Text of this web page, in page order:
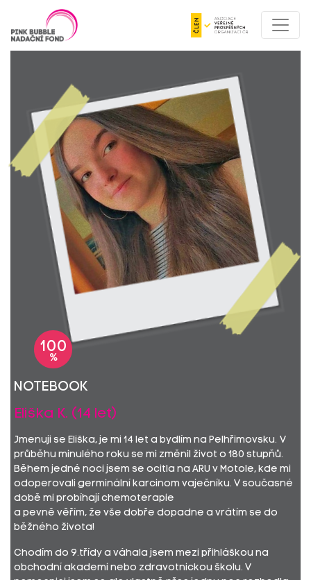
100
%
Notebook
Eliška K. (14 let)
Jmenuji se Eliška, je mi 14 let a bydlím na Pelhřimovsku. V
průběhu minulého roku se mi změnil život o 180 stupňů.
Během jedné noci jsem se ocitla na ARU v Motole, kde mi
odoperovali germinální karcinom vaječníku. V současné
době mi probíhají chemoterapie
a pevně věřím, že vše dobře dopadne a vrátím se do
běžného života!
Chodím do 9.třídy a váhala jsem mezi přihláškou na
obchodní akademi nebo zdravotnickou školu. V